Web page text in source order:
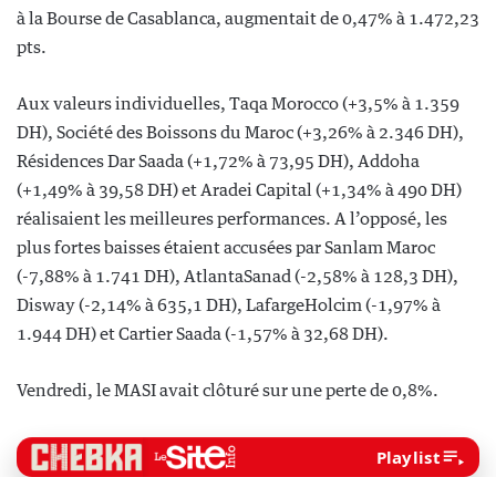
à la Bourse de Casablanca, augmentait de 0,47% à 1.472,23
pts.
Aux valeurs individuelles, Taqa Morocco (+3,5% à 1.359
DH), Société des Boissons du Maroc (+3,26% à 2.346 DH),
Résidences Dar Saada (+1,72% à 73,95 DH), Addoha
(+1,49% à 39,58 DH) et Aradei Capital (+1,34% à 490 DH)
réalisaient les meilleures performances. A l’opposé, les
plus fortes baisses étaient accusées par Sanlam Maroc
(-7,88% à 1.741 DH), AtlantaSanad (-2,58% à 128,3 DH),
Disway (-2,14% à 635,1 DH), LafargeHolcim (-1,97% à
1.944 DH) et Cartier Saada (-1,57% à 32,68 DH).
Vendredi, le MASI avait clôturé sur une perte de 0,8%.
Playlist